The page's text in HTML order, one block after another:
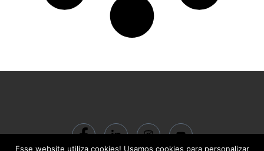
Esse website utiliza cookies! Usamos cookies para personalizar